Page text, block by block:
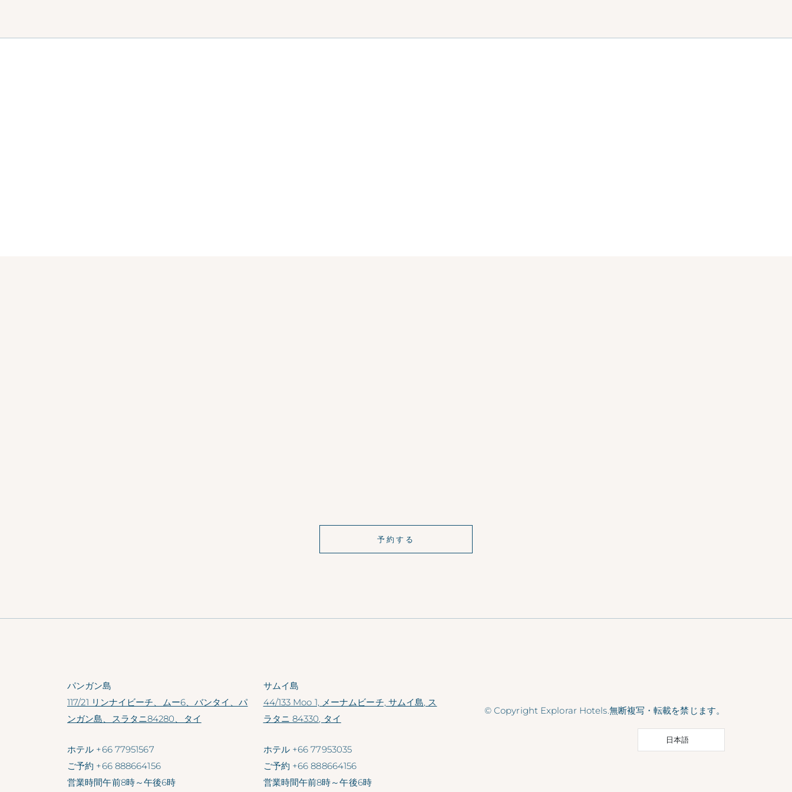
語
ださい！
予約する
パンガン島
117/21 リンナイビーチ、ムー6、バンタイ、パ
ンガン島、スラタニ84280、タイ
ホテル +66 77951567
ご予約 +66 888664156
営業時間午前8時～午後6時
サムイ島
44/133 Moo 1, メーナムビーチ, サムイ島, ス
ラタニ 84330, タイ
ホテル +66 77953035
ご予約 +66 888664156
営業時間午前8時～午後6時
© Copyright Explorar Hotels.無断複写・転載を禁じます。
日本語